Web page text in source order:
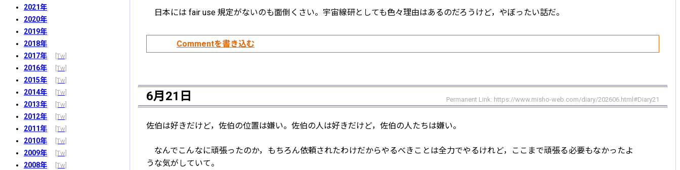
2021年
2020年
2019年
2018年
2017年
2016年
2015年
2014年
2013年
2012年
2011年
2010年
2009年
2008年
日本には fair use 規定がないのも面倒くさい。宇宙線研としても色々理由はあるのだろうけど，やぼったい話だ。
6月21日 Permanent Link: https://www.misho-web.com/diary/202606.html#Diary21
佐伯は好きだけど，佐伯の位置は嫌い。佐伯の人は好きだけど，佐伯の人たちは嫌い。
なんでこんなに頑張ったのか，もちろん依頼されたわけだからやるべきことは全力でやるけれど，ここまで頑張る必要もなかったよ
うな気がしていて。